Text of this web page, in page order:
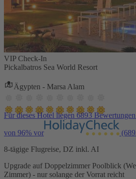
VIP Check-In
Pickalbatros Sea World Resort
Ägypten - Marsa Alam
Für dieses Hotel liegen 6893
von 96% vor
8-tägige Flugreise, DZ inkl. AI
Upgrade auf Doppelzimmer Poolblick
Zimmer) - nur solange der Vorrat reicht